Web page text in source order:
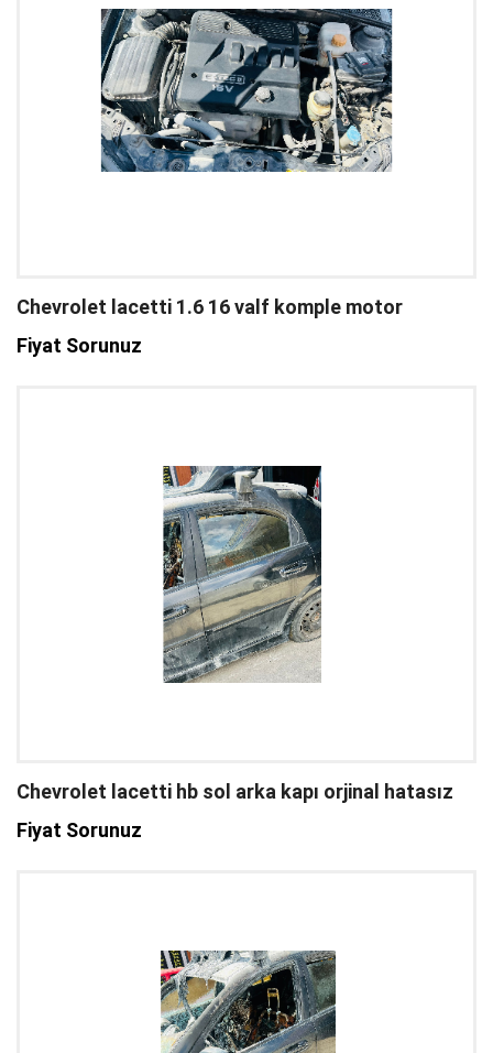
Chevrolet lacetti 1.6 16 valf komple motor
Fiyat Sorunuz
Chevrolet lacetti hb sol arka kapı orjinal hatasız
Fiyat Sorunuz